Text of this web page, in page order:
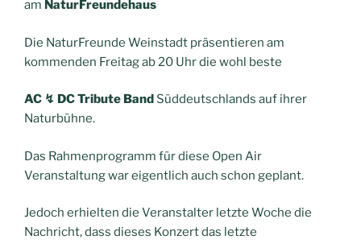
am NaturFreundehaus
Die NaturFreunde Weinstadt präsentieren am
kommenden Freitag ab 20 Uhr die wohl beste
AC ↯ DC Tribute Band Süddeutschlands auf ihrer
Naturbühne.
Das Rahmenprogramm für diese Open Air
Veranstaltung war eigentlich auch schon geplant.
Jedoch erhielten die Veranstalter letzte Woche die
Nachricht, dass dieses Konzert das letzte